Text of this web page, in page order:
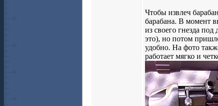
Чтобы извлеч
барабана. В момент
из своего гнезда
это), но потом
удобно. На фото
работает мягко и